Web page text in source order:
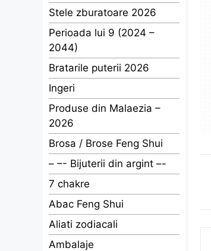
Stele zburatoare 2026
Perioada lui 9 (2024 –
2044)
Bratarile puterii 2026
Ingeri
Produse din Malaezia –
2026
Brosa / Brose Feng Shui
– –- Bijuterii din argint –-
7 chakre
Abac Feng Shui
Aliati zodiacali
Ambalaje